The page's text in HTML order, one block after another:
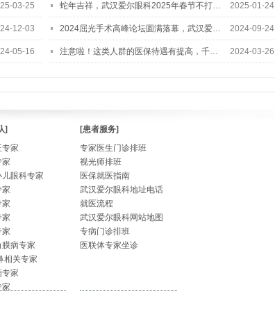
03-25 蛇年吉祥，武汉爱尔眼科2025年春节不打… 2025-01-24
12-03 2024屈光手术高峰论坛圆满落幕，武汉爱… 2024-09-24
05-16 注意啦！这类人群的医保待遇有提高，千… 2024-03-26
]
家
家
眼科专家
家
家
家
家
膜病专家
相关专家
家
家
[患者服务]
专家医生门诊排班
视光师排班
医保就医指南
武汉爱尔眼科地址电话
就医流程
武汉爱尔眼科网站地图
专病门诊排班
医联体专家坐诊